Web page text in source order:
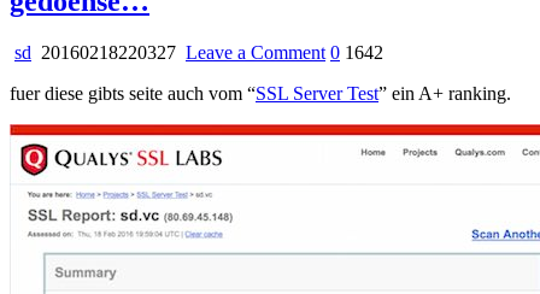
sd 20160218220327 Leave a Commenton
ich
am
protzen
0 1642
fuer diese gibts seite auch vom “SSL Server Test” ein A+ ranking.